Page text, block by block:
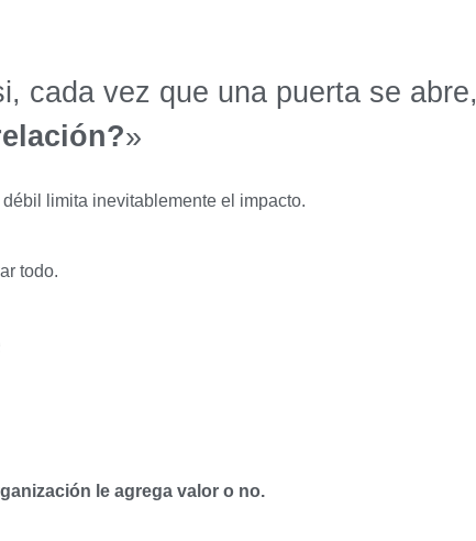
cada vez que una puerta se abre,
»
limita inevitablemente el impacto.
todo.
le agrega valor o no.